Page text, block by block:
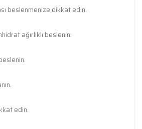
beslenmenize dikkat edin.
ağırlıklı beslenin.
edin.